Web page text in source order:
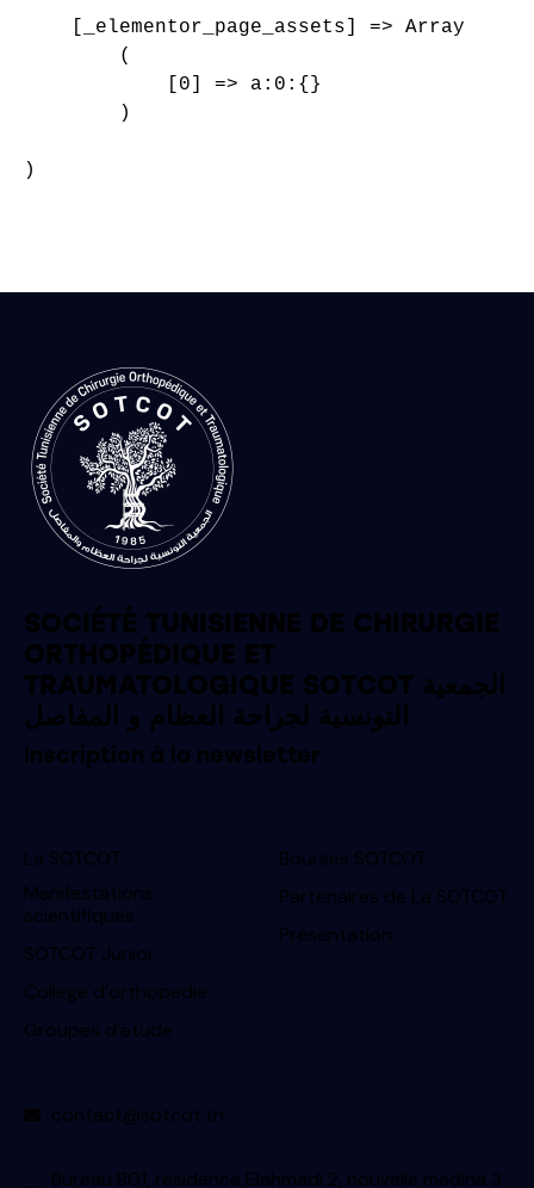
    [_elementor_page_assets] => Array
        (
            [0] => a:0:{}
        )
)
SOCIÉTÉ TUNISIENNE DE CHIRURGIE
ORTHOPÉDIQUE ET
TRAUMATOLOGIQUE SOTCOT الجمعية
التونسية لجراحة العظام و المفاصل
Inscription à la newsletter
La SOTCOT
Manifestations
scientifiques
SOTCOT Junior
College d’orthopedie
Groupes d’etude
Bourses SOTCOT
Partenaires de La SOTCOT
Présentation
contact@sotcot.tn
Bureau B01, résidence Elahmadi 2, nouvelle medina 3